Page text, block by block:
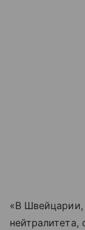
«В
нейтралитета,